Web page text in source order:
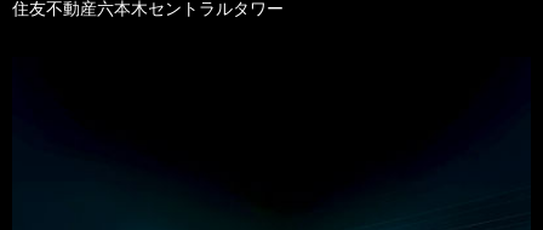
住友不動産六本木セントラルタワー